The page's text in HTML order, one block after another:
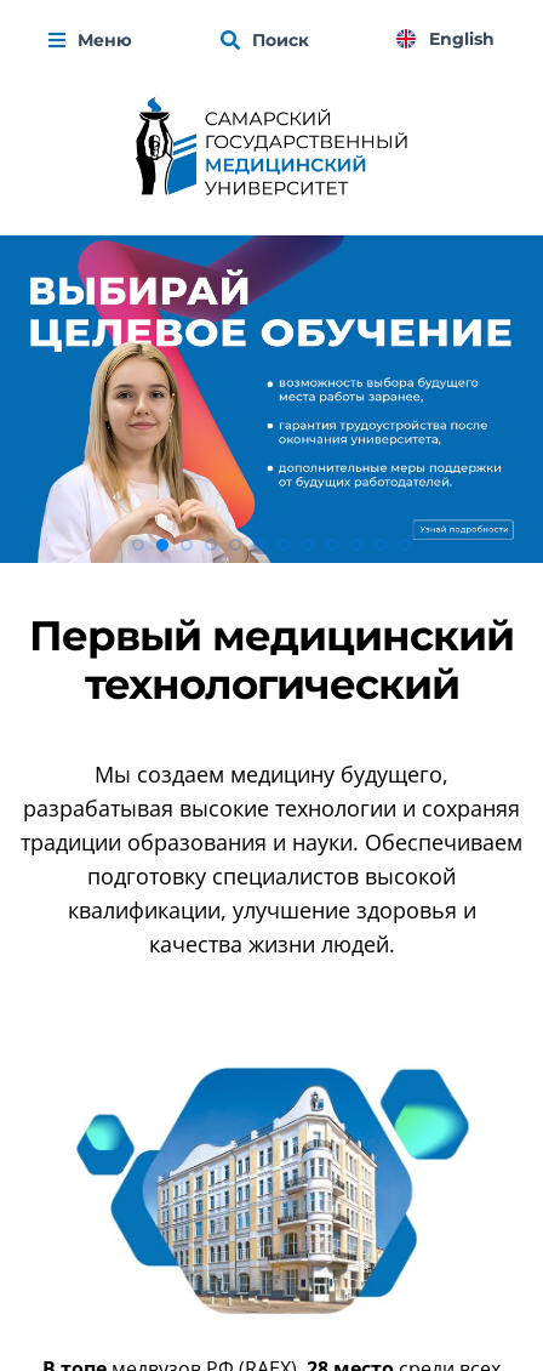
Меню Поиск English
Первый медицинский
технологический
Мы создаем медицину будущего,
разрабатывая высокие технологии и сохраняя
традиции образования и науки. Обеспечиваем
подготовку специалистов высокой
квалификации, улучшение здоровья и
качества жизни людей.